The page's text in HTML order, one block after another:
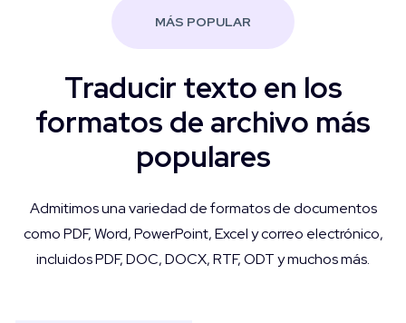
MÁS POPULAR
Traducir texto en los
formatos de archivo más
populares
Admitimos una variedad de formatos de documentos
como PDF, Word, PowerPoint, Excel y correo electrónico,
incluidos PDF, DOC, DOCX, RTF, ODT y muchos más.